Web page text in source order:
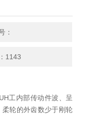
：
1143
工内部传动件波、呈
轮的外齿数少于刚轮